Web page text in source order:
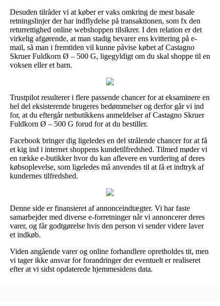
Desuden tilråder vi at køber er vaks omkring de mest basale
retningslinjer der har indflydelse på transaktionen, som fx den
returrettighed online webshoppen tilsikrer. I den relation er det
virkelig afgørende, at man stadig bevarer ens kvittering på e-
mail, så man i fremtiden vil kunne påvise købet af Castagno
Skruer Fuldkorn Ø – 500 G, ligegyldigt om du skal shoppe til en
voksen eller et barn.
Trustpilot resulterer i flere passende chancer for at eksaminere en
hel del eksisterende brugeres bedømmelser og derfor går vi ind
for, at du eftergår netbutikkens anmeldelser af Castagno Skruer
Fuldkorn Ø – 500 G forud for at du bestiller.
Facebook bringer dig ligeledes en del strålende chancer for at få
et kig ind i internet shoppens kundetilfredshed. Tilmed møder vi
en række e-butikker hvor du kan aflevere en vurdering af deres
købsoplevelse, som ligeledes må anvendes til at få et indtryk af
kundernes tilfredshed.
Denne side er finansieret af annonceindtægter. Vi har faste
samarbejder med diverse e-forretninger når vi annoncerer deres
varer, og får godtgørelse hvis den person vi sender videre laver
et indkøb.
Viden angående varer og online forhandlere opretholdes tit, men
vi tager ikke ansvar for forandringer der eventuelt er realiseret
efter at vi sidst opdaterede hjemmesidens data.